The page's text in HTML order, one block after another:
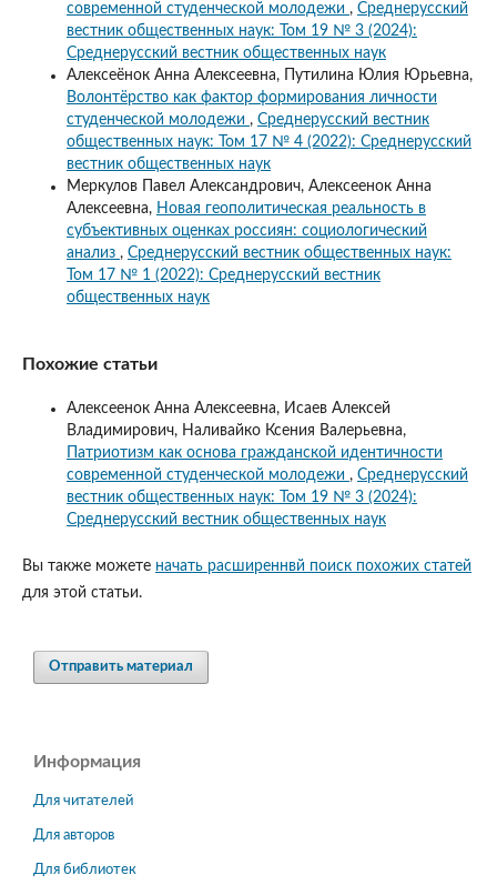
современной студенческой молодежи , Среднерусский
вестник общественных наук: Том 19 № 3 (2024):
Среднерусский вестник общественных наук
Алексеёнок Анна Алексеевна, Путилина Юлия Юрьевна,
Волонтёрство как фактор формирования личности
студенческой молодежи , Среднерусский вестник
общественных наук: Том 17 № 4 (2022): Среднерусский
вестник общественных наук
Меркулов Павел Александрович, Алексеенок Анна
Алексеевна, Новая геополитическая реальность в
субъективных оценках россиян: социологический
анализ , Среднерусский вестник общественных наук:
Том 17 № 1 (2022): Среднерусский вестник
общественных наук
Похожие статьи
Алексеенок Анна Алексеевна, Исаев Алексей
Владимирович, Наливайко Ксения Валерьевна,
Патриотизм как основа гражданской идентичности
современной студенческой молодежи , Среднерусский
вестник общественных наук: Том 19 № 3 (2024):
Среднерусский вестник общественных наук
Вы также можете начать расширеннвй поиск похожих статей
для этой статьи.
Отправить материал
Информация
Для читателей
Для авторов
Для библиотек